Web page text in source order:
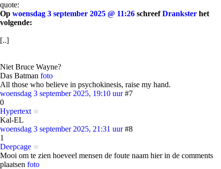
quote:
Op woensdag 3 september 2025 @ 11:26 schreefDrankster het
volgende:
[..]
Niet Bruce Wayne?
Das Batman foto
All those who believe in psychokinesis, raise my hand.
woensdag 3 september 2025, 19:10 uur #7
0
Hypertext
Kal-EL
woensdag 3 september 2025, 21:31 uur #8
1
Deepcage
Mooi om te zien hoeveel mensen de foute naam hier in de comments
plaatsen foto